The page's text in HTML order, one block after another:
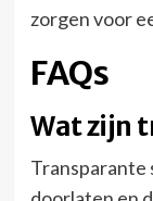
zorgen voor
FAQs
Wat zijn
Transparante